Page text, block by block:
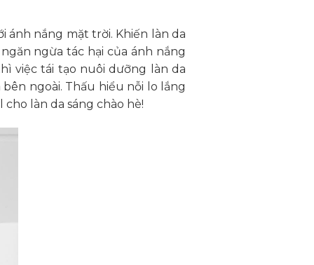
ánh nắng mặt trời. Khiến làn da
ngừa tác hại của ánh nắng
việc tái tạo nuôi dưỡng làn da
ngoài. Thấu hiểu nỗi lo lắng
làn da sáng chào hè!